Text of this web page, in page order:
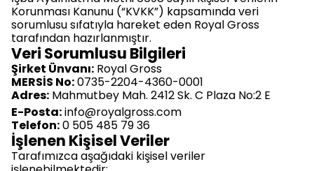
Korunması Kanunu (“KVKK”) kapsamında veri
sorumlusu sıfatıyla hareket eden Royal Gross
tarafından hazırlanmıştır.
Veri Sorumlusu Bilgileri
Şirket Ünvanı: Royal Gross
MERSİS No:0735-2204-4360-0001
Adres: Mahmutbey Mah. 2412 Sk. C Plaza No:2 E
E-Posta:info@royalgross.com
Telefon:0 505 485 79 36
İşlenen Kişisel Veriler
Tarafımızca aşağıdaki kişisel veriler